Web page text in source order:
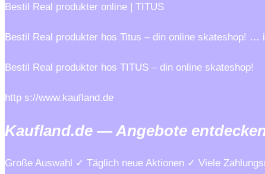
Bestil Real produkter online | TITUS
Bestil Real produkter hos Titus – din online skateshop!
Bestil Real produkter hos TITUS – din online skateshop!
http s://www.kaufland.de
Kaufland.de — Angebote
Große Auswahl ✓ Täglich neue Aktionen ✓ Viele